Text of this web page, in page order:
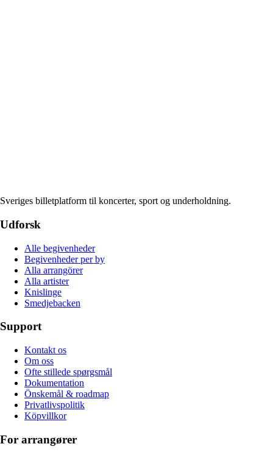
Sveriges billetplatform til koncerter, sport og underholdning.
Udforsk
Alle begivenheder
Begivenheder per by
Alla arrangörer
Alla artister
Knislinge
Smedjebacken
Support
Kontakt os
Om oss
Ofte stillede spørgsmål
Dokumentation
Önskemål & roadmap
Privatlivspolitik
Köpvillkor
For arrangører